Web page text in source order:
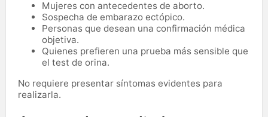
Mujeres con antecedentes de aborto.
Sospecha de embarazo ectópico.
Personas que desean una confirmación médica
objetiva.
Quienes prefieren una prueba más sensible que
el test de orina.
No requiere presentar síntomas evidentes para
realizarla.